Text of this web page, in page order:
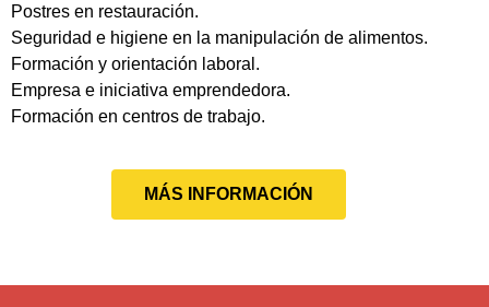
Postres en restauración.
Seguridad e higiene en la manipulación de alimentos.
Formación y orientación laboral.
Empresa e iniciativa emprendedora.
Formación en centros de trabajo.
MÁS INFORMACIÓN